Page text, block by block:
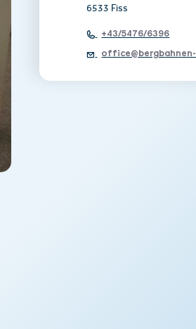
6533 Fiss
+43/5476/6396